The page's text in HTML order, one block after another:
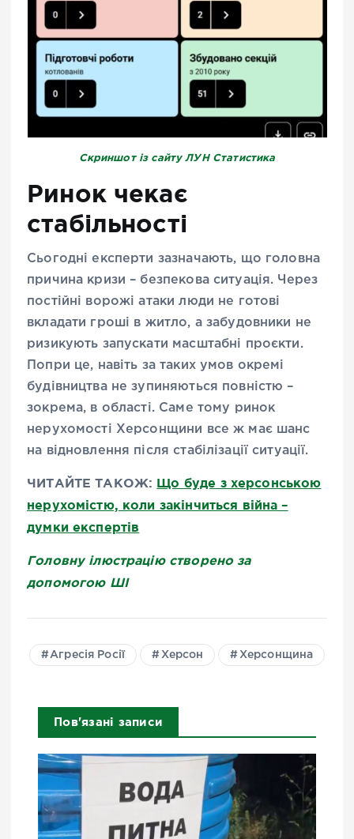
Скриншот із сайту ЛУН Статистика
Ринок чекає
стабільності
Сьогодні експерти зазначають, що головна
причина кризи – безпекова ситуація. Через
постійні ворожі атаки люди не готові
вкладати гроші в житло, а забудовники не
ризикують запускати масштабні проєкти.
Попри це, навіть за таких умов окремі
будівництва не зупиняються повністю –
зокрема, в області. Саме тому ринок
нерухомості Херсонщини все ж має шанс
на відновлення після стабілізації ситуації.
ЧИТАЙТЕ ТАКОЖ: Що буде з херсонською
нерухомістю, коли закінчиться війна –
думки експертів
Головну ілюстрацію створено за
допомогою ШІ
Агресія Росії Херсон Херсонщина
Пов'язані записи